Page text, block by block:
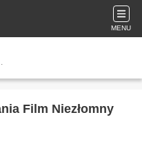
MENU
Film Niezłomny